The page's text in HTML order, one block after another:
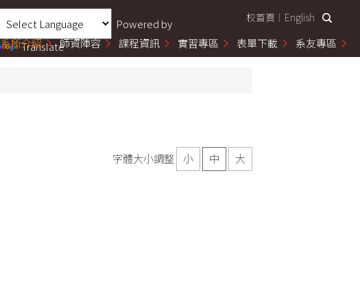
Powered by
Translate
校首頁 English
系所介紹 師資陣容 課程資訊 實習專區 表單下載 系友專區
字體大小調整 小 中 大